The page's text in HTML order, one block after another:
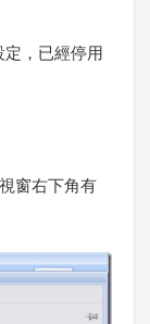
，已經停用
窗右下角有